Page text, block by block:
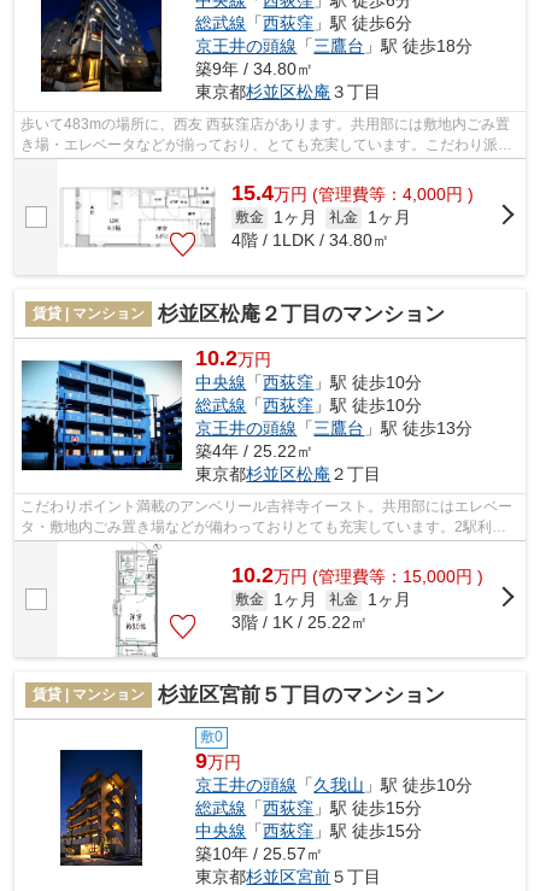
総武線 「西荻窪 」駅 徒歩6分
京王井の頭線 「三鷹台 」駅 徒歩18分
築9年 / 34.80㎡
東京都杉並区松庵 ３丁目
歩いて483mの場所に、西友 西荻窪店があります。共用部には敷地内ごみ置
き場・エレベータなどが揃っており、とても充実しています。こだわり派も
満足できるデザイナーズ物件です。眺望...
15.4万円 (管理費等：4,000円 )
敷金 1ヶ月 礼金
1ヶ月
4階 / 1LDK / 34.80㎡
賃貸 | マンション 杉並区松庵２丁目のマンション
10.2万円
中央線 「西荻窪 」駅 徒歩10分
総武線 「西荻窪 」駅 徒歩10分
京王井の頭線 「三鷹台 」駅 徒歩13分
築4年 / 25.22㎡
東京都杉並区松庵 ２丁目
こだわりポイント満載のアンベリール吉祥寺イースト。共用部にはエレベー
タ・敷地内ごみ置き場などが備わっておりとても充実しています。2駅利用
可能でとても利便性の高いマンションで...
10.2万円 (管理費等：15,000円 )
敷金 1ヶ月 礼金
1ヶ月
3階 / 1K / 25.22㎡
賃貸 | マンション 杉並区宮前５丁目のマンション
敷0
9万円
京王井の頭線 「久我山 」駅 徒歩10分
総武線 「西荻窪 」駅 徒歩15分
中央線 「西荻窪 」駅 徒歩15分
築10年 / 25.57㎡
東京都杉並区宮前５丁目